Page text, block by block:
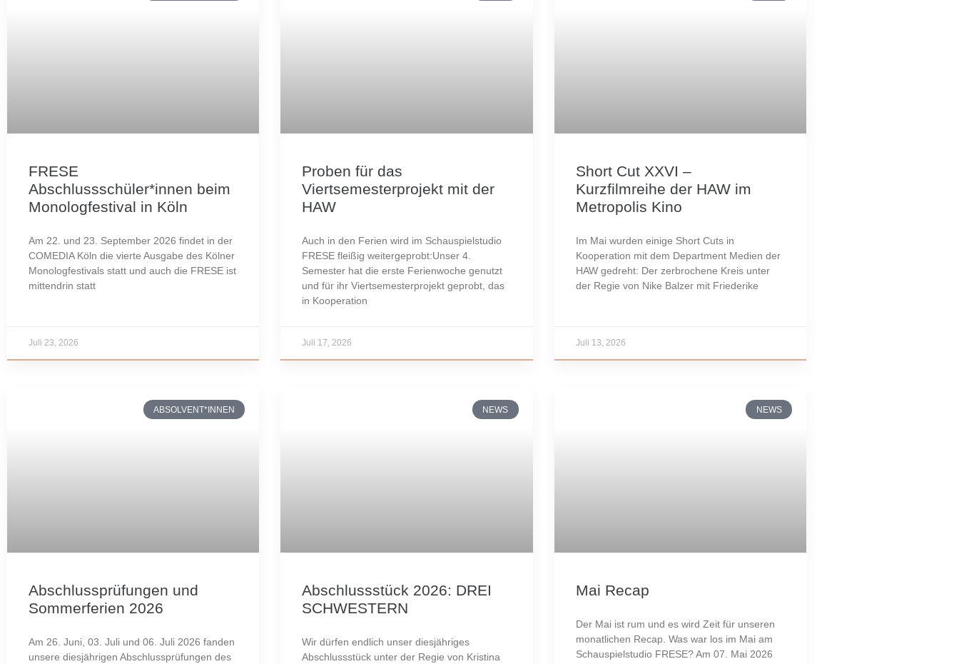
FRESE
Abschlussschüler*innen beim
Monologfestival in Köln
Am 22. und 23. September 2026 findet in der
COMEDIA Köln die vierte Ausgabe des Kölner
Monologfestivals statt und auch die FRESE ist
mittendrin statt
Juli 23, 2026
Proben für das
Viertsemesterprojekt mit der
HAW
Auch in den Ferien wird im Schauspielstudio
FRESE fleißig weitergeprobt:Unser 4.
Semester hat die erste Ferienwoche genutzt
und für ihr Viertsemesterprojekt geprobt, das
in Kooperation
Juli 17, 2026
Short Cut XXVI –
Kurzfilmreihe der HAW im
Metropolis Kino
Im Mai wurden einige Short Cuts in
Kooperation mit dem Department Medien der
HAW gedreht: Der zerbrochene Kreis unter
der Regie von Nike Balzer mit Friederike
Juli 13, 2026
ABSOLVENT*INNEN
Abschlussprüfungen und
Sommerferien 2026
Am 26. Juni, 03. Juli und 06. Juli 2026 fanden
unsere diesjährigen Abschlussprüfungen des
NEWS
Abschlussstück 2026: DREI
SCHWESTERN
Wir dürfen endlich unser diesjähriges
Abschlussstück unter der Regie von Kristina
NEWS
Mai Recap
Der Mai ist rum und es wird Zeit für unseren
monatlichen Recap. Was war los im Mai am
Schauspielstudio FRESE? Am 07. Mai 2026